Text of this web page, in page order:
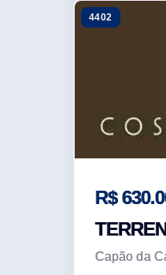
4402
R$
Capão da